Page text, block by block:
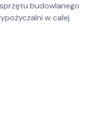
budowlanego
w całej